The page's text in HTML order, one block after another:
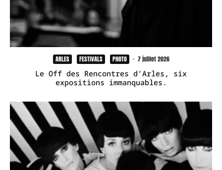
ARLES FESTIVALS PHOTO · 7 juillet 2026
Le Off des Rencontres d’Arles, six
expositions immanquables.